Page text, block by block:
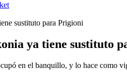
sustituto para Prigioni
ya tiene sustituto
en el banquillo, y lo hace como